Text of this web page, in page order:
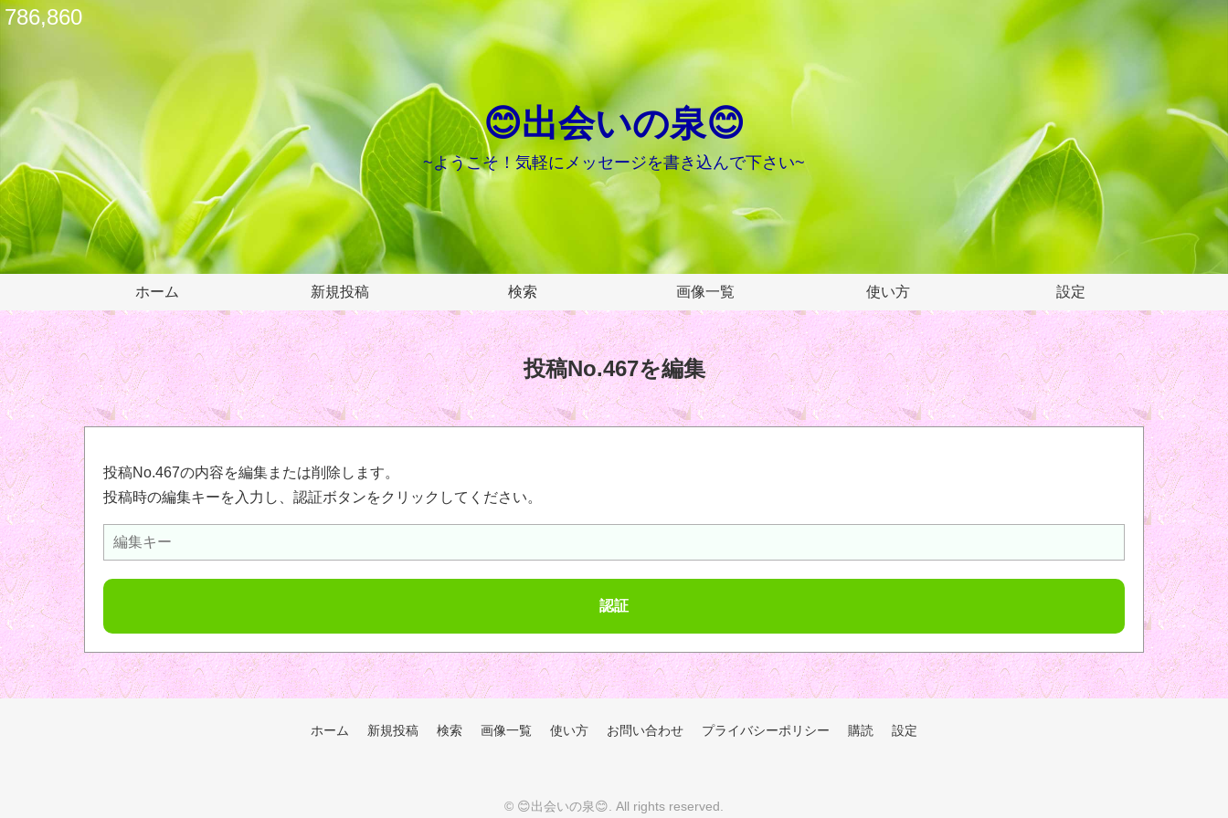
😊出会いの泉😊
~ようこそ！気軽にメッセージを書き込んで下さい~
ホーム 新規投稿 検索 画像一覧 使い方 設定
786,860
投稿No.467を編集
投稿No.467の内容を編集または削除します。
投稿時の編集キーを入力し、認証ボタンをクリックしてください。
ホーム 新規投稿 検索 画像一覧 使い方 お問い合わせ プライバシーポリシー 購読 設定
© 😊出会いの泉😊 . All rights reserved.